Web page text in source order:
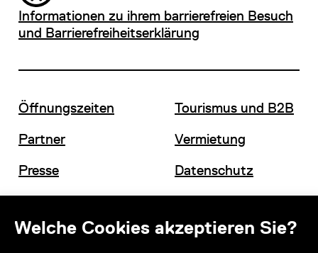
Welche Cookies akzeptieren Sie?
Informationen zu ihrem barrierefreien Besuch
und Barrierefreiheitserklärung
Öffnungszeiten
Partner
Presse
Tourismus und B2B
Vermietung
Datenschutz